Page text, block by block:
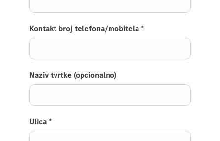
Kontakt broj telefona/mobitela *
Naziv tvrtke (opcionalno)
Ulica *